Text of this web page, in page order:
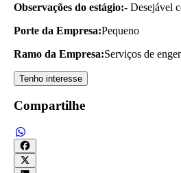
Observações do estágio:- Desejável
Porte da Empresa:Pequeno
Ramo da Empresa:Serviços de
Tenho interesse
Compartilhe